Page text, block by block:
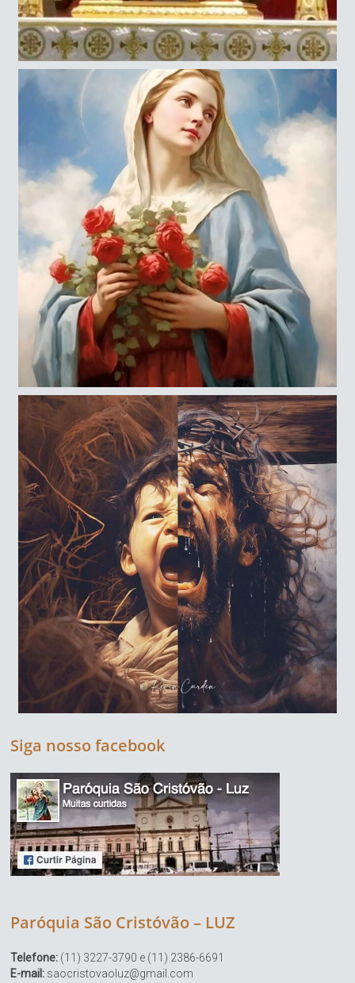
Siga nosso facebook
Paróquia São Cristóvão – LUZ
Telefone: (11) 3227-3790 e (11) 2386-6691
E-mail: saocristovaoluz@gmail.com